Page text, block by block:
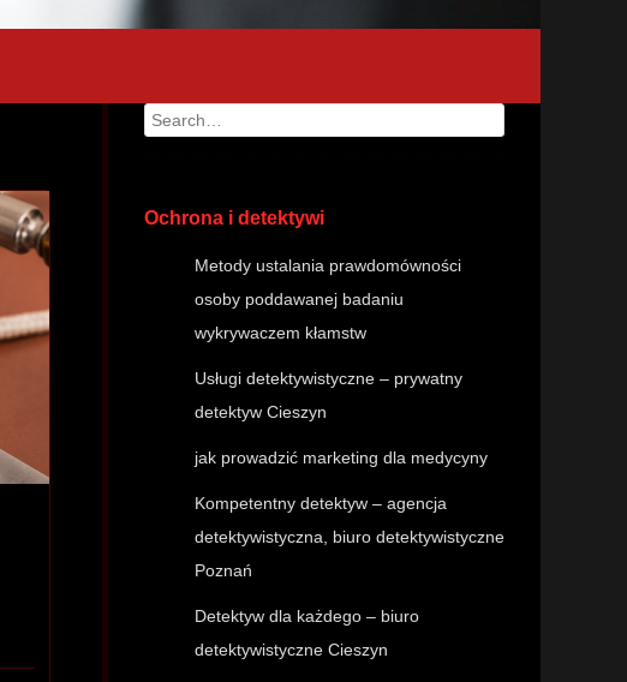
Search
Ochrona i detektywi
Metody ustalania prawdomówności
osoby poddawanej badaniu
wykrywaczem kłamstw
Usługi detektywistyczne – prywatny
detektyw Cieszyn
jak prowadzić marketing dla medycyny
Kompetentny detektyw – agencja
detektywistyczna, biuro detektywistyczne
Poznań
Detektyw dla każdego – biuro
detektywistyczne Cieszyn